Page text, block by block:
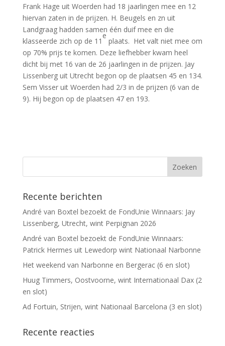
Frank Hage uit Woerden had 18 jaarlingen mee en 12
hiervan zaten in de prijzen. H. Beugels en zn uit
Landgraag hadden samen één duif mee en die
klasseerde zich op de 11
e
plaats. Het valt niet mee om
op 70% prijs te komen. Deze liefhebber kwam heel
dicht bij met 16 van de 26 jaarlingen in de prijzen. Jay
Lissenberg uit Utrecht begon op de plaatsen 45 en 134.
Sem Visser uit Woerden had 2/3 in de prijzen (6 van de
9). Hij begon op de plaatsen 47 en 193.
Recente berichten
André van Boxtel bezoekt de FondUnie Winnaars: Jay
Lissenberg, Utrecht, wint Perpignan 2026
André van Boxtel bezoekt de FondUnie Winnaars:
Patrick Hermes uit Lewedorp wint Nationaal Narbonne
Het weekend van Narbonne en Bergerac (6 en slot)
Huug Timmers, Oostvoorne, wint Internationaal Dax (2
en slot)
Ad Fortuin, Strijen, wint Nationaal Barcelona (3 en slot)
Recente reacties